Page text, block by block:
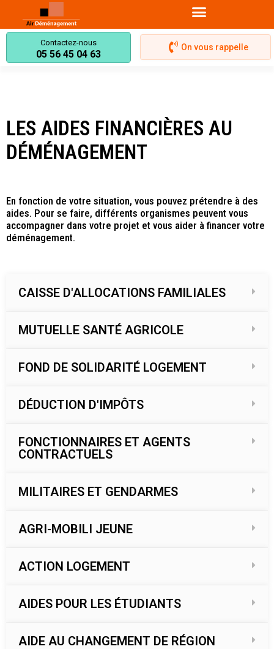
Contactez-nous
05 56 45 04 63
On vous rappelle
LES AIDES FINANCIÈRES AU
DÉMÉNAGEMENT
En fonction de votre situation, vous pouvez prétendre à des
aides. Pour se faire, différents organismes peuvent vous
accompagner dans votre projet et vous aider à financer votre
déménagement.
CAISSE D'ALLOCATIONS FAMILIALES
MUTUELLE SANTÉ AGRICOLE
FOND DE SOLIDARITÉ LOGEMENT
DÉDUCTION D'IMPÔTS
FONCTIONNAIRES ET AGENTS
CONTRACTUELS
MILITAIRES ET GENDARMES
AGRI-MOBILI JEUNE
ACTION LOGEMENT
AIDES POUR LES ÉTUDIANTS
AIDE AU CHANGEMENT DE RÉGION